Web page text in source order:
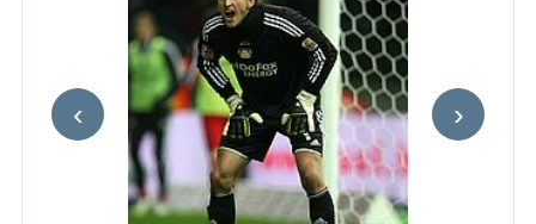
‹ ›